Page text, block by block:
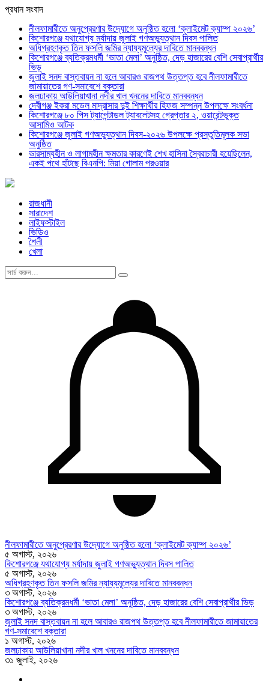
প্রধান সংবাদ
নীলফামারীতে অনুপ্রেরণার উদ্যোগে অনুষ্ঠিত হলো ‘ক্লাইমেট ক্যাম্প ২০২৬’
কিশোরগঞ্জে যথাযোগ্য মর্যাদায় জুলাই গণঅভ্যুত্থান দিবস পালিত
অধিগ্রহণকৃত তিন ফসলি জমির ন্যায্যমূল্যের দাবিতে মানববন্ধন
কিশোরগঞ্জে ব্যতিক্রমধর্মী ‘ভাতা মেলা’ অনুষ্ঠিত, দেড় হাজারের বেশি সেবাপ্রার্থীর
ভিড়
জুলাই সনদ বাস্তবায়ন না হলে আবারও রাজপথ উত্তপ্ত হবে নীলফামারীতে
জামায়াতের গণ-সমাবেশে বক্তারা
জলঢাকায় আউলিয়াখানা নদীর খাল খননের দাবিতে মানববন্ধন
দেবীগঞ্জ ইকরা মডেল মাদ্রাসার দুই শিক্ষার্থীর হিফজ সম্পন্ন উপলক্ষে সংবর্ধনা
কিশোরগঞ্জে ৮০ পিস ট্যাপেন্টাডল ট্যাবলেটসহ গ্রেপ্তার ২, ওয়ারেন্টভুক্ত
আসামিও আটক
কিশোরগঞ্জে জুলাই গণঅভ্যুত্থান দিবস-২০২৬ উপলক্ষে প্রস্তুতিমূলক সভা
অনুষ্ঠিত
ভারসাম্যহীন ও লাগামহীন ক্ষমতার কারণেই শেখ হাসিনা স্বৈরাচারী হয়েছিলেন,
একই পথে হাঁটছে বিএনপি: মিয়া গোলাম পরওয়ার
রাজধানী
সারাদেশ
লাইফস্টাইল
ভিডিও
শৈলী
খেলা
নীলফামারীতে অনুপ্রেরণার উদ্যোগে অনুষ্ঠিত হলো ‘ক্লাইমেট ক্যাম্প ২০২৬’
৫ অগাস্ট, ২০২৬
কিশোরগঞ্জে যথাযোগ্য মর্যাদায় জুলাই গণঅভ্যুত্থান দিবস পালিত
৫ অগাস্ট, ২০২৬
অধিগ্রহণকৃত তিন ফসলি জমির ন্যায্যমূল্যের দাবিতে মানববন্ধন
৩ অগাস্ট, ২০২৬
কিশোরগঞ্জে ব্যতিক্রমধর্মী ‘ভাতা মেলা’ অনুষ্ঠিত, দেড় হাজারের বেশি সেবাপ্রার্থীর ভিড়
৩ অগাস্ট, ২০২৬
জুলাই সনদ বাস্তবায়ন না হলে আবারও রাজপথ উত্তপ্ত হবে নীলফামারীতে জামায়াতের
গণ-সমাবেশে বক্তারা
১ অগাস্ট, ২০২৬
জলঢাকায় আউলিয়াখানা নদীর খাল খননের দাবিতে মানববন্ধন
৩১ জুলাই, ২০২৬